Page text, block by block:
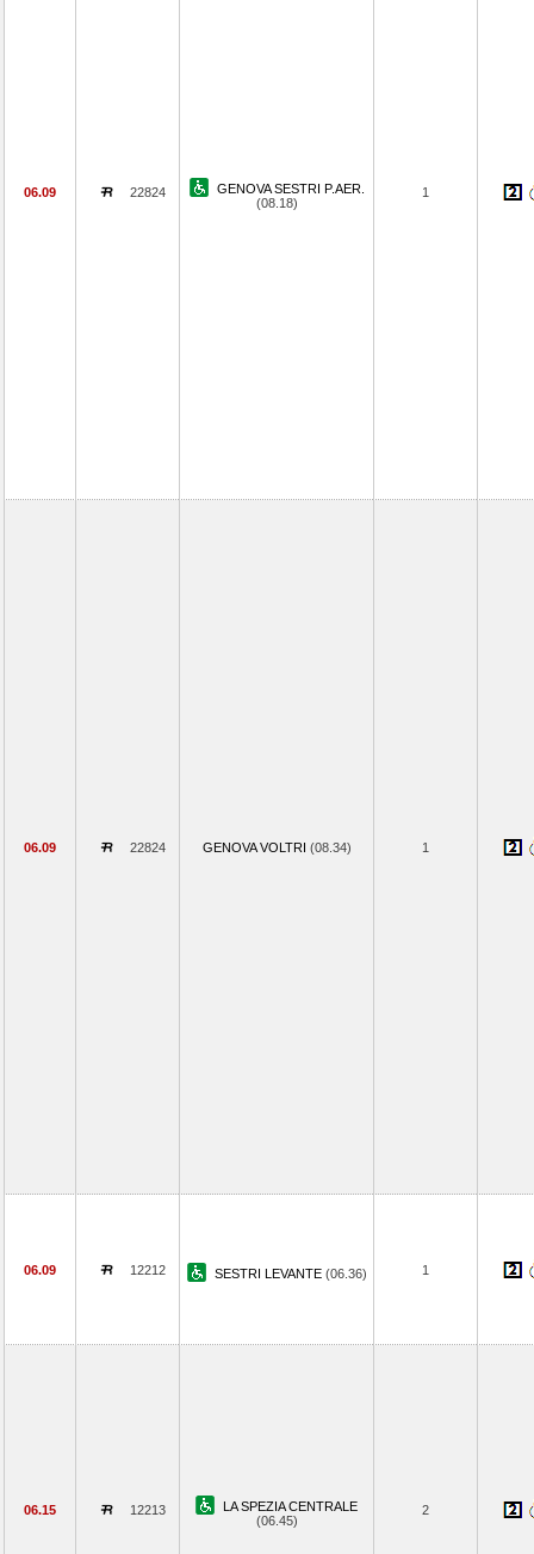
06.09 22824
GENOVA SESTRI P.AER.
(08.18)
1
06.09 22824 GENOVA VOLTRI (08.34) 1
06.09 12212 SESTRI LEVANTE (06.36) 1
06.15 12213
LA SPEZIA CENTRALE
(06.45)
2